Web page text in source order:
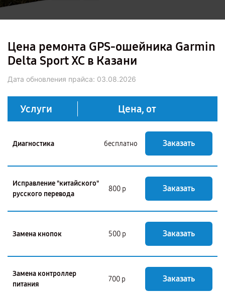
Цена ремонта GPS-ошейника Garmin
Delta Sport XC в Казани
Дата обновления прайса: 03.08.2026
Услуги Цена, от
Диагностика бесплатно Заказать
Исправление "китайского"
русского перевода
800 р Заказать
Замена кнопок 500 р Заказать
Замена контроллер
питания
700 р Заказать